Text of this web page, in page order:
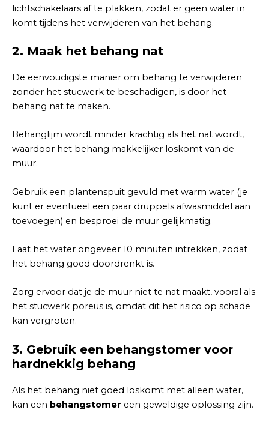
lichtschakelaars af te plakken, zodat er geen water in
komt tijdens het verwijderen van het behang.
2. Maak het behang nat
De eenvoudigste manier om behang te verwijderen
zonder het stucwerk te beschadigen, is door het
behang nat te maken.
Behanglijm wordt minder krachtig als het nat wordt,
waardoor het behang makkelijker loskomt van de
muur.
Gebruik een plantenspuit gevuld met warm water (je
kunt er eventueel een paar druppels afwasmiddel aan
toevoegen) en besproei de muur gelijkmatig.
Laat het water ongeveer 10 minuten intrekken, zodat
het behang goed doordrenkt is.
Zorg ervoor dat je de muur niet te nat maakt, vooral als
het stucwerk poreus is, omdat dit het risico op schade
kan vergroten.
3. Gebruik een behangstomer voor
hardnekkig behang
Als het behang niet goed loskomt met alleen water,
kan een behangstomer een geweldige oplossing zijn.